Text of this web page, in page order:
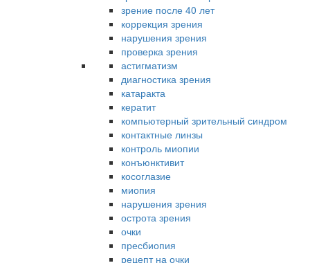
зрение после 40 лет
коррекция зрения
нарушения зрения
проверка зрения
астигматизм
диагностика зрения
катаракта
кератит
компьютерный зрительный синдром
контактные линзы
контроль миопии
конъюнктивит
косоглазие
миопия
нарушения зрения
острота зрения
очки
пресбиопия
рецепт на очки